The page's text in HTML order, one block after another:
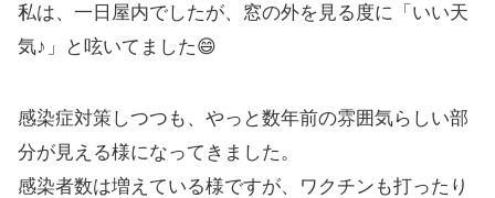
私は、一日屋内でしたが、窓の外を見る度に「いい天
気♪」と呟いてました😄
感染症対策しつつも、やっと数年前の雰囲気らしい部
分が見える様になってきました。
感染者数は増えている様ですが、ワクチンも打ったり